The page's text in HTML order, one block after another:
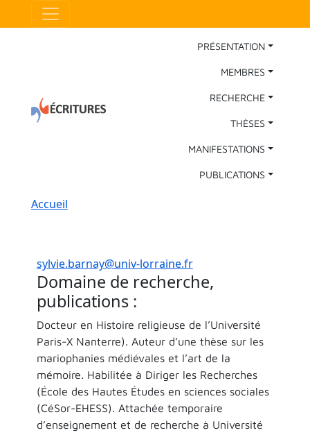
Aller au contenu principal
Main Navigation
PRÉSENTATION
MEMBRES
RECHERCHE
THÈSES
MANIFESTATIONS
PUBLICATIONS
Fil d'Ariane
Accueil
sylvie.barnay@univ-lorraine.fr
Domaine de recherche,
publications :
Docteur en Histoire religieuse de l’Université
Paris-X Nanterre). Auteur d’une thèse sur les
mariophanies médiévales et l’art de la
mémoire. Habilitée à Diriger les Recherches
(École des Hautes Études en sciences sociales
(CéSor-EHESS). Attachée temporaire
d’enseignement et de recherche à Université
Panneau de gestion des cookies